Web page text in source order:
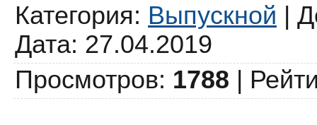
Категория: Выпускной |
Дата: 27.04.2019
Просмотров: 1788 |